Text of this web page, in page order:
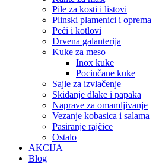
Pile za kosti i listovi
Plinski plamenici i oprema
Peći i kotlovi
Drvena galanterija
Kuke za meso
Inox kuke
Pocinčane kuke
Sajle za izvlačenje
Skidanje dlake i papaka
Naprave za omamljivanje
Vezanje kobasica i salama
Pasiranje rajčice
Ostalo
AKCIJA
Blog